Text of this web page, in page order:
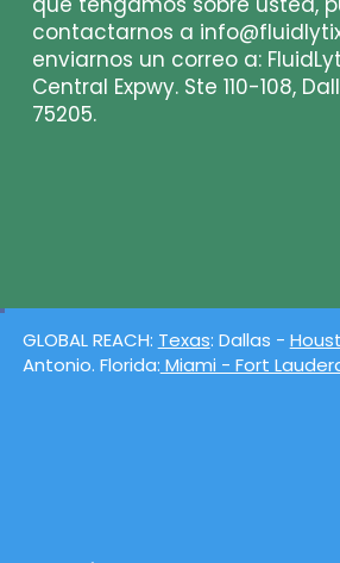
contactarnos a
enviarnos un correo a:
Central Expwy. Ste 110-108,
75205.
GLOBAL REACH: Texas: Dallas -
Antonio. Florida: Miami - Fort